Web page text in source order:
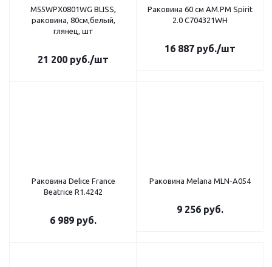
M55WPX0801WG BLISS,
раковина, 80см,белый,
глянец, шт
21 200 руб./шт
Раковина 60 см AM.PM Spirit
2.0 C704321WH
16 887 руб./шт
Раковина Delice France
Beatrice R1.4242
6 989 руб.
Раковина Melana MLN-A054
9 256 руб.